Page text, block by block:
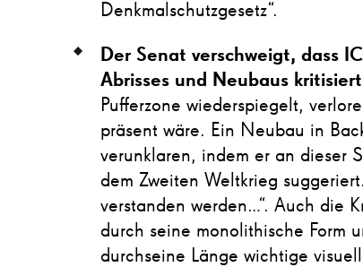
Denkmalschutzgesetz“.
Der Senat verschweigt, dass
Abrisses und Neubaus kritisiert
Pufferzone wiederspiegelt,
präsent wäre. Ein Neubau in
verunklaren, indem er an dieser
dem Zweiten Weltkrieg
verstanden werden…“. Auch die
durch seine monolithische Form
durchseine Länge wichtige